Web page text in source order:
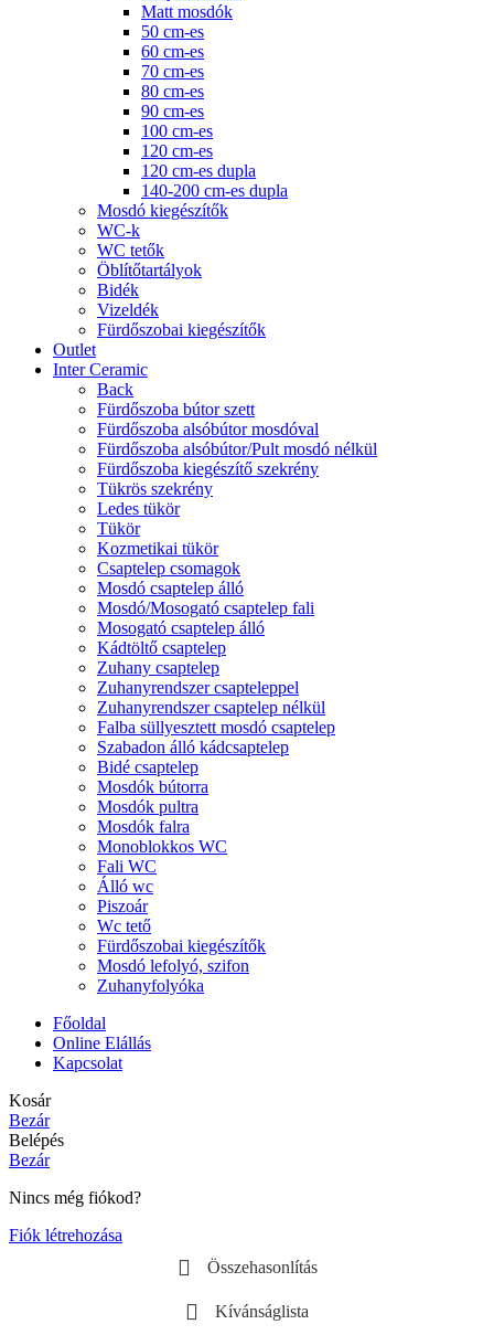
Matt mosdók
50 cm-es
60 cm-es
70 cm-es
80 cm-es
90 cm-es
100 cm-es
120 cm-es
120 cm-es dupla
140-200 cm-es dupla
Mosdó kiegészítők
WC-k
WC tetők
Öblítőtartályok
Bidék
Vizeldék
Fürdőszobai kiegészítők
Outlet
Inter Ceramic
Back
Fürdőszoba bútor szett
Fürdőszoba alsóbútor mosdóval
Fürdőszoba alsóbútor/Pult mosdó nélkül
Fürdőszoba kiegészítő szekrény
Tükrös szekrény
Ledes tükör
Tükör
Kozmetikai tükör
Csaptelep csomagok
Mosdó csaptelep álló
Mosdó/Mosogató csaptelep fali
Mosogató csaptelep álló
Kádtöltő csaptelep
Zuhany csaptelep
Zuhanyrendszer csapteleppel
Zuhanyrendszer csaptelep nélkül
Falba süllyesztett mosdó csaptelep
Szabadon álló kádcsaptelep
Bidé csaptelep
Mosdók bútorra
Mosdók pultra
Mosdók falra
Monoblokkos WC
Fali WC
Álló wc
Piszoár
Wc tető
Fürdőszobai kiegészítők
Mosdó lefolyó, szifon
Zuhanyfolyóka
Főoldal
Online Elállás
Kapcsolat
Kosár
Bezár
Belépés
Bezár
Nincs még fiókod?
Fiók létrehozása
Összehasonlítás
Kívánságlista